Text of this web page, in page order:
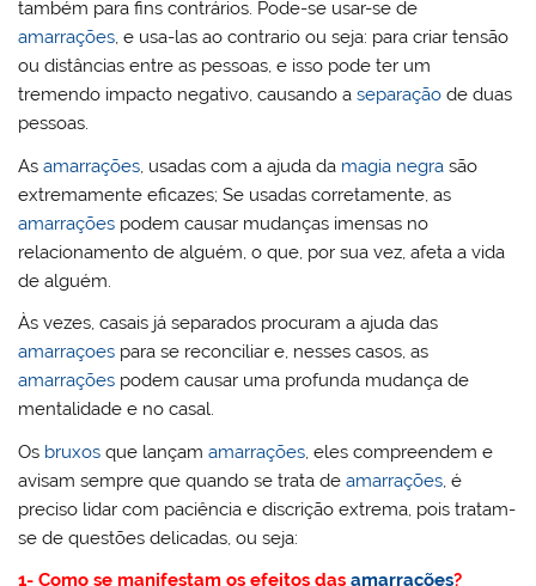
também para fins contrários. Pode-se usar-se de
amarrações, e usa-las ao contrario ou seja: para criar tensão
ou distâncias entre as pessoas, e isso pode ter um
tremendo impacto negativo, causando aseparação de duas
pessoas.
Asamarrações, usadas com a ajuda da magia negra são
extremamente eficazes; Se usadas corretamente, as
amarrações podem causar mudanças imensas no
relacionamento de alguém, o que, por sua vez, afeta a vida
de alguém.
Às vezes, casais já separados procuram a ajuda das
amarraçoes para se reconciliar e, nesses casos, as
amarrações podem causar uma profunda mudança de
mentalidade e no casal.
Os bruxos que lançamamarrações , eles compreendem e
avisam sempre que quando se trata deamarrações , é
preciso lidar com paciência e discrição extrema, pois tratam-
se de questões delicadas, ou seja:
1- Como se manifestam os efeitos dasamarrações?